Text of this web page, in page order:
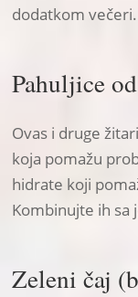
dodatkom večeri.
Pahuljice
Ovas i druge
koja pomažu
hidrate koji
Kombinujte ih sa
Zeleni čaj